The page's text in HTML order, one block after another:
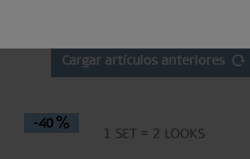
Cargar artículos anteriores
-40